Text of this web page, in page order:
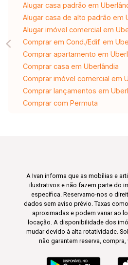
Alugar casa padrão em
Alugar casa de alto padrão em
Alugar imóvel comercial em
Comprar em Cond./Edif. em
Comprar apartamento em
Comprar casa em Uberlândia
Comprar imóvel comercial em
Comprar lançamentos em
Comprar com Permuta
A Ivan informa que as mobílias e
ilustrativos e não fazem parte do
específica. Reservamo-nos o
dados sem aviso prévio. Taxas
aproximadas e podem variar ao
locação. A disponibilidade dos
mudar devido à alta rotatividade.
não garantem reserva, compra,